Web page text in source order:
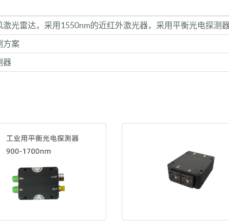
光雷达，采用1550nm的近红外激光器，采用平衡光电探测
方案
器